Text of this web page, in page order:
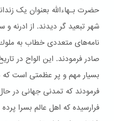
شهر تبعيد گر ديدند. از ادرنه
نامه‌های متعددی خطاب به
صادر فرمودند. این الواح در
بسیار مهم و پر عظمتی است که
فرمودند که تمدنی جهانی در
فرارسیده که اهل عالم بسرا